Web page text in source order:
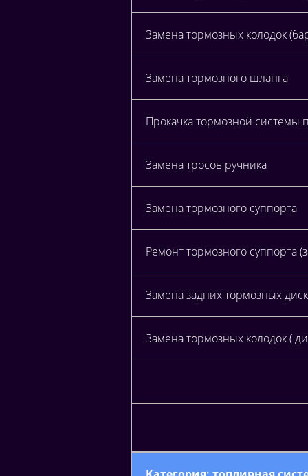
Замена тормозных колодок
Замена тормозного шланга
Прокачка тормозной системы
Замена тросов ручника
Замена тормозного суппорта
Ремонт тормозного суппорта
Замена задних тормозных
Замена тормозных колодок (